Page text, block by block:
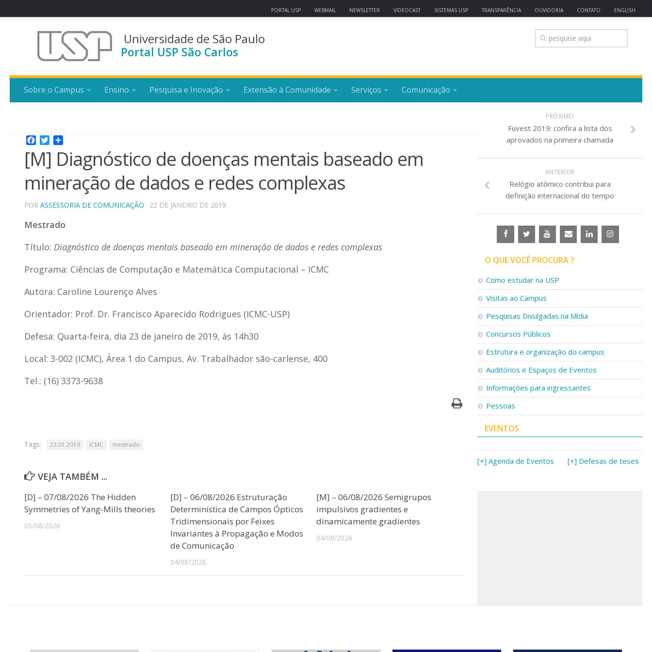
PORTAL USP WEBMAIL NEWSLETTER VIDEOCAST SISTEMAS USP TRANSPARÊNCIA OUVIDORIA CONTATO ENGLISH
Universidade de São Paulo
Portal USP São Carlos
Sobre o Campus Ensino Pesquisa e Inovação Extensão à Comunidade Serviços Comunicação
Facebook
Twitter
[M] Diagnóstico de doenças mentais baseado em
mineração de dados e redes complexas
POR ASSESSORIA DE COMUNICAÇÃO · 22 DE JANEIRO DE 2019
Mestrado
Título: Diagnóstico de doenças mentais baseado em mineração de dados e redes complexas
Programa: Ciências de Computação e Matemática Computacional – ICMC
Autora: Caroline Lourenço Alves
Orientador: Prof. Dr. Francisco Aparecido Rodrigues (ICMC-USP)
Defesa: Quarta-feira, dia 23 de janeiro de 2019, às 14h30
Local: 3-002 (ICMC), Área 1 do Campus, Av. Trabalhador são-carlense, 400
Tel.: (16) 3373-9638
Tags: 23.01.2019 ICMC mestrado
VEJA TAMBÉM ...
[D] – 07/08/2026 The Hidden
Symmetries of Yang-Mills theories
05/08/2026
[D] – 06/08/2026 Estruturação
Determinística de Campos Ópticos
Tridimensionais por Feixes
Invariantes à Propagação e Modos
de Comunicação
04/08/2026
[M] – 06/08/2026 Semigrupos
impulsivos gradientes e
dinamicamente gradientes
04/08/2026
PRÓXIMO
Fuvest 2019: confira a lista dos
aprovados na primeira chamada
ANTERIOR
Relógio atômico contribui para
definição internacional do tempo
O QUE VOCÊ PROCURA ?
Como estudar na USP
Visitas ao Campus
Pesquisas Divulgadas na Mídia
Concursos Públicos
Estrutura e organização do campus
Auditórios e Espaços de Eventos
Informações para ingressantes
Pessoas
EVENTOS
[+] Agenda de Eventos [+] Defesas de teses